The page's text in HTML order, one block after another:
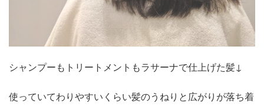
シャンプーもトリートメントもラサーナで仕上げた髪↓
使っていてわりやすいくらい髪のうねりと広がりが落ち着